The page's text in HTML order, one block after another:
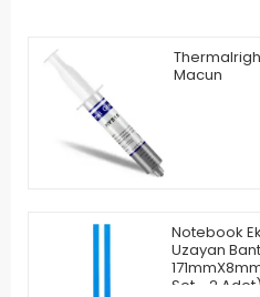
Macun
Notebook
Uzayan Bant
Set - 2 Adet)